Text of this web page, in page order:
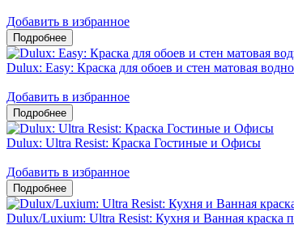
Добавить в избранное
Dulux: Easy: Краска для обоев и стен матовая
Добавить в избранное
Dulux: Ultra Resist: Краска Гостиные и Офисы
Добавить в избранное
Dulux/Luxium: Ultra Resist: Кухня и Ванная краска